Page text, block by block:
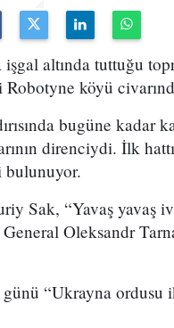
işgal altında tuttuğu
köyü
bugüne
direnciydi. İlk
bulunuyor.
Sak, “Yavaş yavaş
Oleksandr
“Ukrayna ordusu